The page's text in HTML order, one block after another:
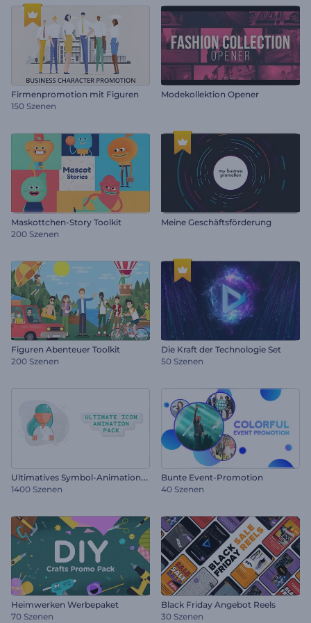
Firmenpromotion mit Figuren
150 Szenen
Modekollektion Opener
Maskottchen-Story Toolkit
200 Szenen
Meine Geschäftsförderung
Figuren Abenteuer Toolkit
200 Szenen
Die Kraft der Technologie Set
50 Szenen
U
ltimatives Symbol-Animationsset
1400 Szenen
Bunte Event-Promotion
40 Szenen
Heimwerken Werbepaket
70 Szenen
Black Friday Angebot Reels
30 Szenen